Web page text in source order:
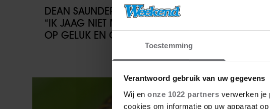
Toestemming
Verantwoord gebruik van uw gegevens
Wij en onze 1022 partners verwerken je
cookies om informatie op uw apparaat
DEAN SAUNDERS KIEST VOOR RUST:
“IK JAAG NIET MEER OP GELD, MAAR
OP GELUK EN GEZONDHEID”